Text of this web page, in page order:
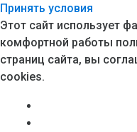
Принять условия
Этот сайт использует
комфортной работы
страниц сайта, вы
cookies.